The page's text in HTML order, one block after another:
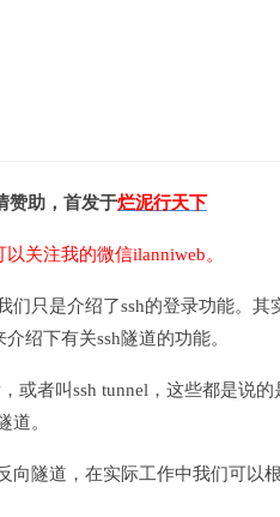
赞助，首发于烂泥行天下
关注我的微信ilanniweb。
们只是介绍了ssh的登录功能。其
绍下有关ssh隧道的功能。
或者叫ssh tunnel，这些都是说的
道。
向隧道，在实际工作中我们可以